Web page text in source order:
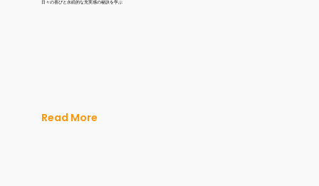
日々の喜びと永続的な充実感の秘訣を学ぶ
Read More